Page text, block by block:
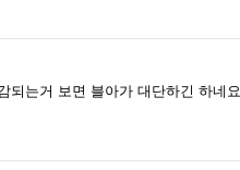
되는거 보면 블아가 대단하긴 하네요